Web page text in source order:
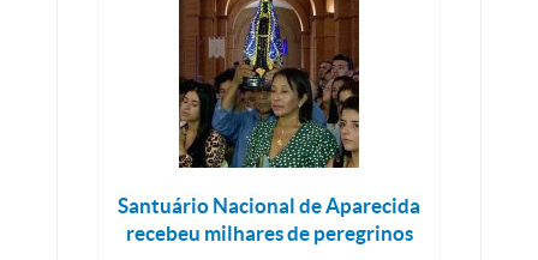
Santuário Nacional de Aparecida
recebeu milhares de peregrinos